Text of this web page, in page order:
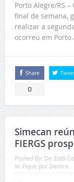
Porto Alegre/RS
final de semana,
realizar a
ocorreu em Porto
Share
0
Simecan
FIERGS
Posted By: De Zotti
In: Fique por Dentro